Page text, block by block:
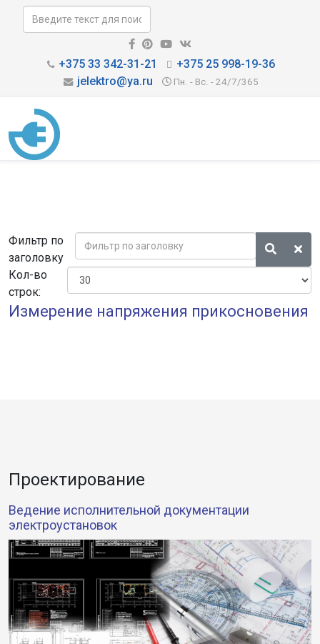
+375 33 342-31-21
+375 25 998-19-36
jelektro@ya.ru
Пн. - Вс. - 24/7/365
Фильтр по
заголовку
Кол-во
строк:
Измерение напряжения прикосновения
Проектирование
Ведение исполнительной документации
электроустановок